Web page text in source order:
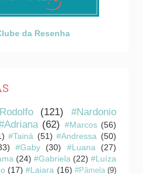
da Resenha
(121)
#Nardonio
(62) #Marcos (56)
#Tainá (51) #Andressa (50)
#Gaby (30) #Luana
(27)
(24) #Gabriela (22) #Luíza
(17) #Laiara (16) #Pâmela (9)